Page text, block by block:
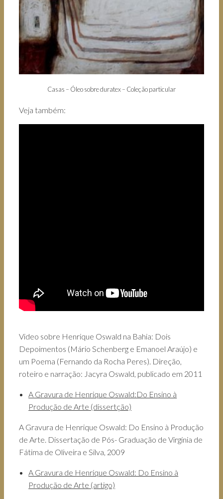
Casas – Óleo sobre duratex – Coleção particular
Veja também:
Video sobre Henrique Oswald na Bahia: Dois
Depoimentos (Mário Schenberg e Emanoel Araújo) e
um Poema (Fernando da Rocha Peres). Direção,
roteiro e narração: Jacyra Oswald, publicado em 2011
A Gravura de Henrique Oswald:Do Ensino à
Produção de Arte (dissertção)
A Gravura de Henrique Oswald: Do Ensino à Produção
de Arte. Dissertação de Pós- Graduação de Virgínia de
Fátima de Oliveira e Silva, 2009
A Gravura de Henrique Oswald: Do Ensino à
Produção de Arte (artigo)